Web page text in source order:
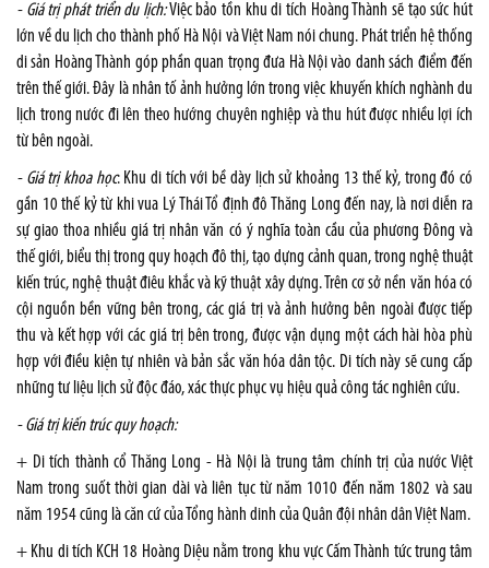
- Giá trị phát triển du lịch:Việc bảo tồn khu di tích Hoàng Thành sẽ tạo sức hút
lớn về du lịch cho thành phố Hà Nội và Việt Nam nói chung. Phát triển hệ thống
di sản Hoàng Thành góp phần quan trọng đưa Hà Nội vào danh sách điểm đến
trên thế giới. Đây là nhân tố ảnh hưởng lớn trong việc khuyến khích nghành du
lịch trong nước đi lên theo hướng chuyên nghiệp và thu hút được nhiều lợi ích
từ bên ngoài.
- Giá trị khoa học: Khu di tích với bề dày lịch sử khoảng 13 thế kỷ, trong đó có
gần 10 thế kỷ từ khi vua Lý Thái Tổ định đô Thăng Long đến nay, là nơi diễn ra
sự giao thoa nhiều giá trị nhân văn có ý nghĩa toàn cầu của phương Đông và
thế giới, biểu thị trong quy hoạch đô thị, tạo dựng cảnh quan, trong nghệ thuật
kiến trúc, nghệ thuật điêu khắc và kỹ thuật xây dựng. Trên cơ sở nền văn hóa có
cội nguồn bền vững bên trong, các giá trị và ảnh hưởng bên ngoài được tiếp
thu và kết hợp với các giá trị bên trong, được vận dụng một cách hài hòa phù
hợp với điều kiện tự nhiên và bản sắc văn hóa dân tộc. Di tích này sẽ cung cấp
những tư liệu lịch sử độc đáo, xác thực phục vụ hiệu quả công tác nghiên cứu.
- Giá trị kiến trúc quy hoạch:
+ Di tích thành cổ Thăng Long - Hà Nội là trung tâm chính trị của nước Việt
Nam trong suốt thời gian dài và liên tục từ năm 1010 đến năm 1802 và sau
năm 1954 cũng là căn cứ của Tổng hành dinh của Quân đội nhân dân Việt Nam.
+ Khu di tích KCH 18 Hoàng Diệu nằm trong khu vực Cấm Thành tức trung tâm